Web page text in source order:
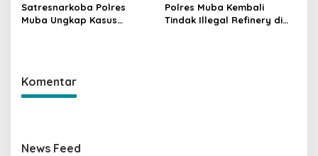
Satresnarkoba Polres
Muba Ungkap Kasus
Polres Muba Kembali
Tindak Illegal Refinery di
Komentar
News Feed